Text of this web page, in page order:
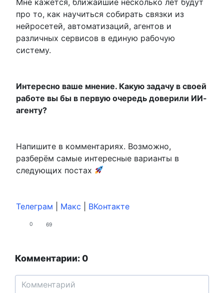
про то, как научиться собирать связки из
нейросетей, автоматизаций, агентов и
различных сервисов в единую рабочую
систему.
Интересно ваше мнение. Какую задачу в своей
работе вы бы в первую очередь доверили ИИ-
агенту?
Напишите в комментариях. Возможно,
разберём самые интересные варианты в
следующих постах
Телеграм Maкс ВКонтакте
0 69
Комментарии: 0